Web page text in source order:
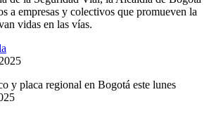
a empresas y colectivos que promueven la
vidas en las vías.